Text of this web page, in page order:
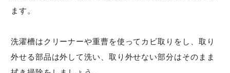
キッチン
風呂
洗面所
ます。
洗濯槽はクリーナーや重曹を使ってカビ取りをし、取り
外せる部品は外して洗い、取り外せない部分はそのまま